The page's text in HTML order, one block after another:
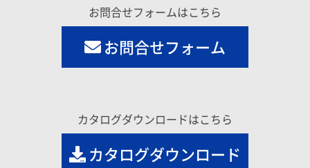
お問合せフォームはこちら
お問合せフォーム
カタログダウンロードはこちら
カタログダウンロード